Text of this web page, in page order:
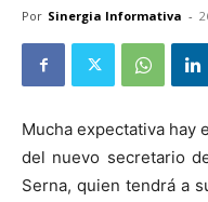
Por Sinergia Informativa -
Mucha expectativa hay
del nuevo secretario
Serna, quien tendrá a